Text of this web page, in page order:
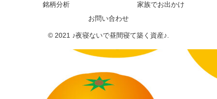
銘柄分析
家族でお出かけ
お問い合わせ
© 2021 ♪夜寝ないで昼間寝て築く資産♪.